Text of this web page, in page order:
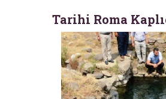
Tarihi Roma